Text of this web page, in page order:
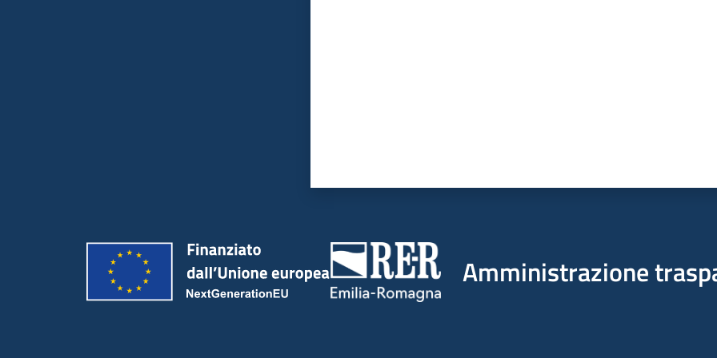
Amministrazione